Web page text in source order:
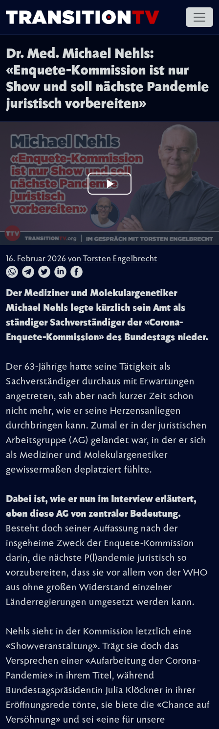
Dr. Med. Michael Nehls:
«Enquete-Kommission ist nur
Show und soll nächste Pandemie
juristisch vorbereiten»
16. Februar 2026 vonTorsten Engelbrecht
Der Mediziner und Molekulargenetiker
Michael Nehls legte kürzlich sein Amt als
ständiger Sachverständiger der «Corona-
Enquete-Kommission» des Bundestags nieder.
Der 63-Jährige hatte seine Tätigkeit als
Sachverständiger durchaus mit Erwartungen
angetreten, sah aber nach kurzer Zeit schon
nicht mehr, wie er seine Herzensanliegen
durchbringen kann. Zumal er in der juristischen
Arbeitsgruppe (AG) gelandet war, in der er sich
als Mediziner und Molekulargenetiker
gewissermaßen deplatziert fühlte.
Dabei ist, wie er nun im Interview erläutert,
eben diese AG von zentraler Bedeutung.
Besteht doch seiner Auffassung nach der
insgeheime Zweck der Enquete-Kommission
darin, die nächste P(l)andemie juristisch so
vorzubereiten, dass sie vor allem von der WHO
aus ohne großen Widerstand einzelner
Länderregierungen umgesetzt werden kann.
Nehls sieht in der Kommission letztlich eine
«Showveranstaltung». Trägt sie doch das
Versprechen einer «Aufarbeitung der Corona-
Pandemie» in ihrem Titel, während
Bundestagspräsidentin Julia Klöckner in ihrer
Eröffnungsrede tönte, sie biete die «Chance auf
Versöhnung» und sei «eine für unsere